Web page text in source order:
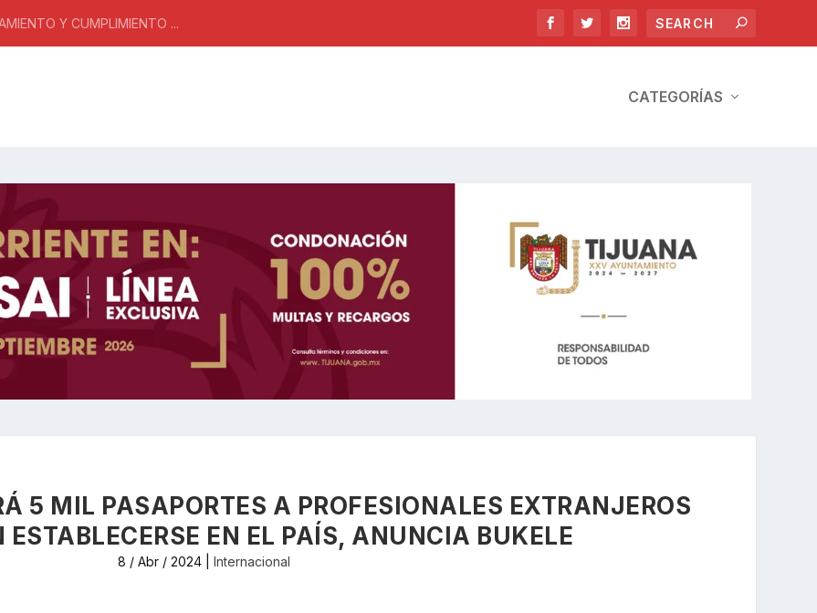
Y CUMPLIMIENTO ...
CATEGORÍAS
5 MIL PASAPORTES A PROFESIONALES EXTRANJEROS
ESTABLECERSE EN EL PAÍS, ANUNCIA BUKELE
8 / Abr / 2024| Internacional